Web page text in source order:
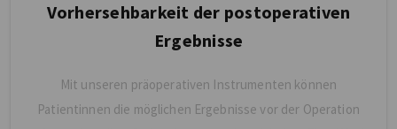
Vorhersehbarkeit der postoperativen
Ergebnisse
Mit unseren präoperativen Instrumenten können
Patientinnen die möglichen Ergebnisse vor der Operation